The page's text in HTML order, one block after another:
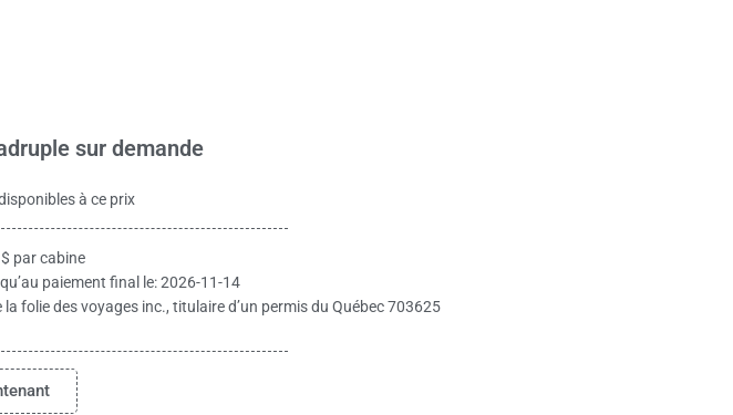
sur demande
à ce prix
par cabine
paiement final le: 2026-11-14
folie des voyages inc., titulaire d’un permis du Québec 703625